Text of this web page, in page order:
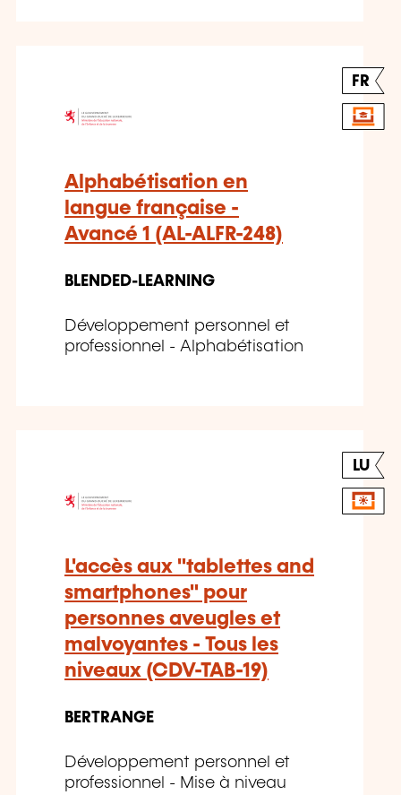
FR
Alphabétisation en
langue française -
Avancé 1 (AL-ALFR-248)
BLENDED-LEARNING
Développement personnel et
professionnel - Alphabétisation
LU
L'accès aux "tablettes and
smartphones" pour
personnes aveugles et
malvoyantes - Tous les
niveaux (CDV-TAB-19)
BERTRANGE
Développement personnel et
professionnel - Mise à niveau